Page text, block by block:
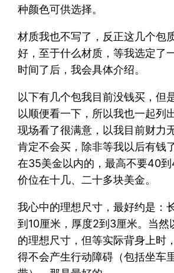
种颜色可供选择。
材质我也不写了，反正这几个包
好，至于什么材质，等我选定了
时间了后，我会具体介绍。
以下有几个包我目前没钱买，但
以顺便看一下，所以我也一起列
现场看了很满意，以我目前财力
肯定不会买，除非等我以后有钱
在35美金以内的，最高不要40
价位在十几、二十多块美金。
我心中的理想尺寸，最好约是：
到10厘米，厚度2到3厘米。当然
的理想尺寸，但等实际背身上时
得不会产生行动障碍（包括坐车